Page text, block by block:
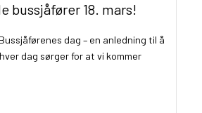
bussjåfører 18. mars!
dag – en anledning til å
dag sørger for at vi kommer